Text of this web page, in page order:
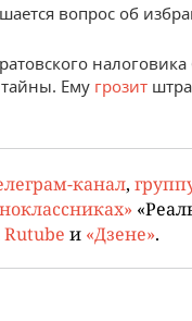
вопрос об
Ему грозит
канал,
Rutube и «Дзене».